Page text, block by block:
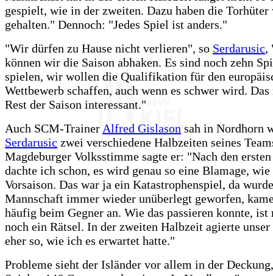
gespielt, wie in der zweiten. Dazu haben die Torhüter
gehalten." Dennoch: "Jedes Spiel ist anders."
"Wir dürfen zu Hause nicht verlieren", so Serdarusic,
können wir die Saison abhaken. Es sind noch zehn
spielen, wir wollen die Qualifikation für den
Wettbewerb schaffen, auch wenn es schwer wird. Das
Rest der Saison interessant."
Auch SCM-Trainer Alfred Gislason sah in Nordhorn
Serdarusic zwei verschiedene Halbzeiten seines
Magdeburger Volksstimme sagte er: "Nach den
dachte ich schon, es wird genau so eine Blamage,
Vorsaison. Das war ja ein Katastrophenspiel, da
Mannschaft immer wieder unüberlegt geworfen,
häufig beim Gegner an. Wie das passieren konnte,
noch ein Rätsel. In der zweiten Halbzeit agierte unser
eher so, wie ich es erwartet hatte."
Probleme sieht der Isländer vor allem in der